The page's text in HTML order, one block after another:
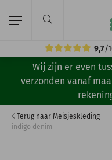
9,7/
Home
Meisjeskleding
Jongenskleding
Wij zijn er even
verzonden vanaf
Terug naar Meisjeskleding
indigo denim